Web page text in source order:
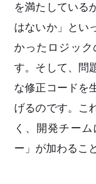
を満たしている
はないか」とい
かったロジック
す。そして、問
な修正コードを
げるのです。こ
く、開発チー
ー」が加わるこ